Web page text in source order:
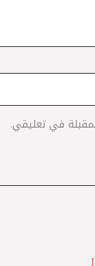
في تعليقي.